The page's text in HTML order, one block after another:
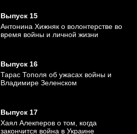
Выпуск 15
Антонина Хижняк о волонтерстве во
время войны и личной жизни
Выпуск 16
Тарас Тополя об ужасах войны и
Владимире Зеленском
Выпуск 17
Хаял Алекперов о том, когда
закончится война в Украине